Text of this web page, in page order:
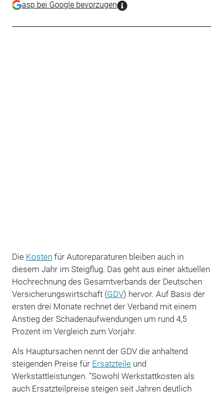
asp bei Google bevorzugen
Die Kosten für Autoreparaturen bleiben auch in
diesem Jahr im Steigflug. Das geht aus einer aktuellen
Hochrechnung des Gesamtverbands der Deutschen
Versicherungswirtschaft (GDV) hervor. Auf Basis der
ersten drei Monate rechnet der Verband mit einem
Anstieg der Schadenaufwendungen um rund 4,5
Prozent im Vergleich zum Vorjahr.
Als Hauptursachen nennt der GDV die anhaltend
steigenden Preise für Ersatzteileund
Werkstattleistungen. "Sowohl Werkstattkosten als
auch Ersatzteilpreise steigen seit Jahren deutlich